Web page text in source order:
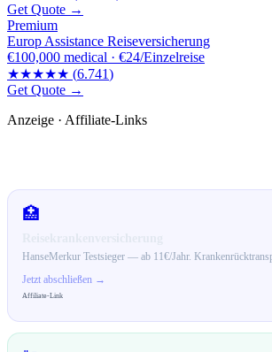
Get Quote →
Premium
Europ Assistance Reiseversicherung
€100,000 medical · €24/Einzelreise
★★★★★ (6.741)
Get Quote →
Anzeige · Affiliate-Links
🏥
HanseMerkur Testsieger — ab 11€/Jahr.
Jetzt abschließen →
Affiliate-Link